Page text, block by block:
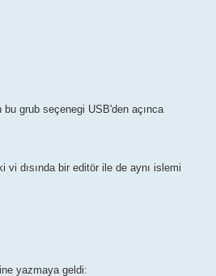
bu grub seçenegi USB'den açınca
vi dısında bir editör ile de aynı islemi
yazmaya geldi: